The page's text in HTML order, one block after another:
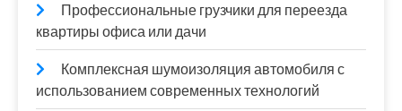
Профессиональные грузчики для переезда
квартиры офиса или дачи
Комплексная шумоизоляция автомобиля с
использованием современных технологий